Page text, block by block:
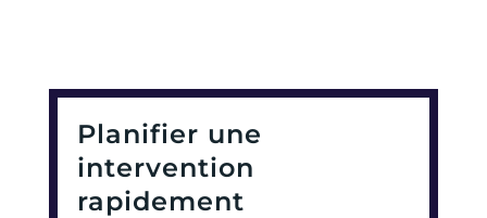
Planifier une
intervention
rapidement